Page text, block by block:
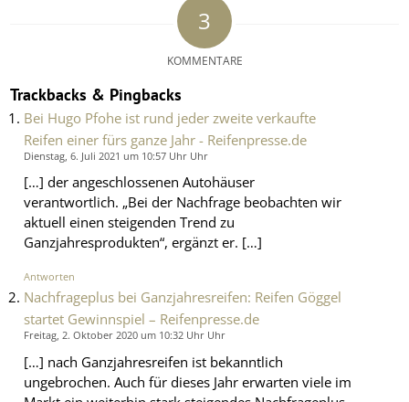
3
KOMMENTARE
Trackbacks & Pingbacks
Bei Hugo Pfohe ist rund jeder zweite verkaufte
Reifen einer fürs ganze Jahr - Reifenpresse.de
Dienstag, 6. Juli 2021 um 10:57 Uhr Uhr
[…] der angeschlossenen Autohäuser
verantwortlich. „Bei der Nachfrage beobachten wir
aktuell einen steigenden Trend zu
Ganzjahresprodukten“, ergänzt er. […]
Antworten
Nachfrageplus bei Ganzjahresreifen: Reifen Göggel
startet Gewinnspiel – Reifenpresse.de
Freitag, 2. Oktober 2020 um 10:32 Uhr Uhr
[…] nach Ganzjahresreifen ist bekanntlich
ungebrochen. Auch für dieses Jahr erwarten viele im